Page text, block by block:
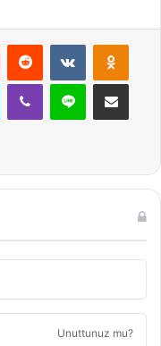
PinterestReddit VKontakte
TelegramViber Line E-Posta ile
Unuttunuz mu?